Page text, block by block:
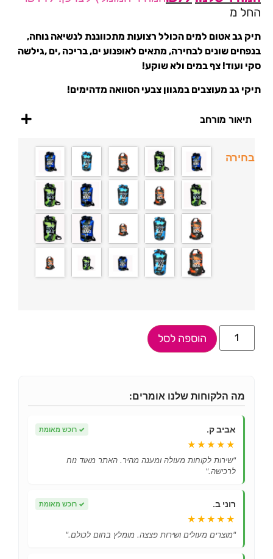
החל מ
תיק גב אטום למים הכולל רצועות מתכווננת לנשיאה נוחה,
בנפחים שונים לבחירה, מתאים לאופנוע ים, בריכה ,ים ,גילשה
סקי ועוד! צף במים ולא שוקע!
תיקי גב מעוצבים במגוון צבעי הסוואה מדהימים!
תיאור מורחב
בחירה
הוספה לסל
מה הלקוחות שלנו אומרים:
אביב ק. ✓ רוכש מאומת
★★★★★
"שירות לקוחות מעולה ומענה מהיר. האתר מאוד נוח
לרכישה."
רוני ב. ✓ רוכש מאומת
★★★★★
"מוצרים מעולים ושירות פצצה. מומלץ בחום לכולם."